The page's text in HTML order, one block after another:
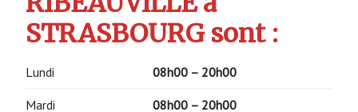
STRASBOURG sont :
Lundi 08h00 – 20h00
Mardi 08h00 – 20h00